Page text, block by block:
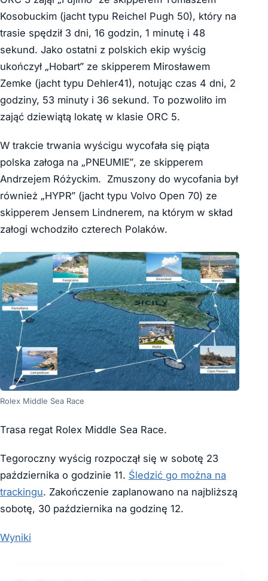
Kosobuckim (jacht typu Reichel Pugh 50), który na
trasie spędził 3 dni, 16 godzin, 1 minutę i 48
sekund. Jako ostatni z polskich ekip wyścig
ukończył „Hobart” ze skipperem Mirosławem
Zemke (jacht typu Dehler41), notując czas 4 dni, 2
godziny, 53 minuty i 36 sekund. To pozwoliło im
zająć dziewiątą lokatę w klasie ORC 5.
W trakcie trwania wyścigu wycofała się piąta
polska załoga na „PNEUMIE”, ze skipperem
Andrzejem Różyckim. Zmuszony do wycofania był
również „HYPR” (jacht typu Volvo Open 70) ze
skipperem Jensem Lindnerem, na którym w skład
załogi wchodziło czterech Polaków.
Rolex Middle Sea Race
Trasa regat Rolex Middle Sea Race.
Tegoroczny wyścig rozpoczął się w sobotę 23
października o godzinie 11. Śledzić go można na
trackingu. Zakończenie zaplanowano na najbliższą
sobotę, 30 października na godzinę 12.
Wyniki